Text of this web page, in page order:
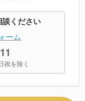
ください
ーム
祝を除く